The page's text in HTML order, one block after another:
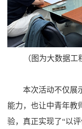
（图为大数据
本次活动不仅展
能力，也让中青年教
验，真正实现了“以